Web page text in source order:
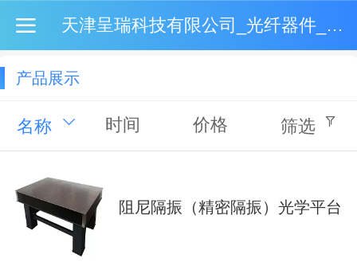
天津呈瑞科技有限公司_光纤器件_激光器_军工品质_高性价比
产品展示
名称 时间 价格 筛选
阻尼隔振（精密隔振）光学平台